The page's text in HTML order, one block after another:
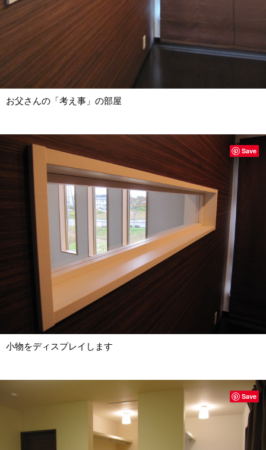
お父さんの「考え事」の部屋
小物をディスプレイします
Save
Save